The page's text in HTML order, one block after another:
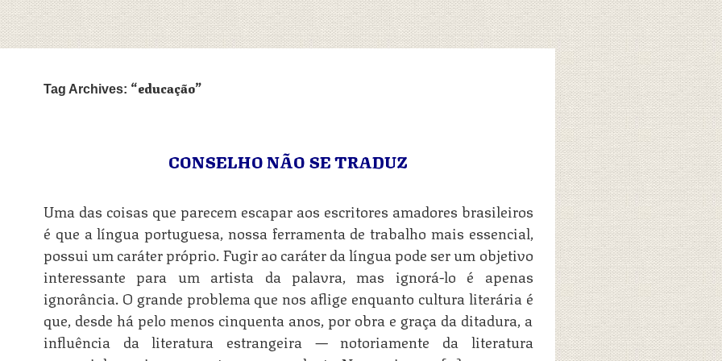
Tag Archives: educação
CONSELHO NÃO SE TRADUZ
Uma das coisas que parecem escapar aos escritores amadores brasileiros
é que a língua portuguesa, nossa ferramenta de trabalho mais essencial,
possui um caráter próprio. Fugir ao caráter da língua pode ser um objetivo
interessante para um artista da palavra, mas ignorá-lo é apenas
ignorância. O grande problema que nos aflige enquanto cultura literária é
que, desde há pelo menos cinquenta anos, por obra e graça da ditadura, a
influência da literatura estrangeira — notoriamente da literatura